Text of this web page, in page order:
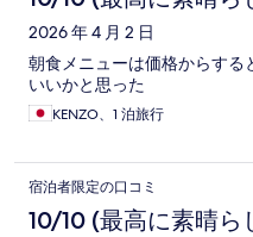
2026 年 4 月 2 日
朝食メニューは価格からする
いいかと思った
KENZO、1 泊旅行
宿泊者限定の口コミ
10/10 (最高に素晴ら